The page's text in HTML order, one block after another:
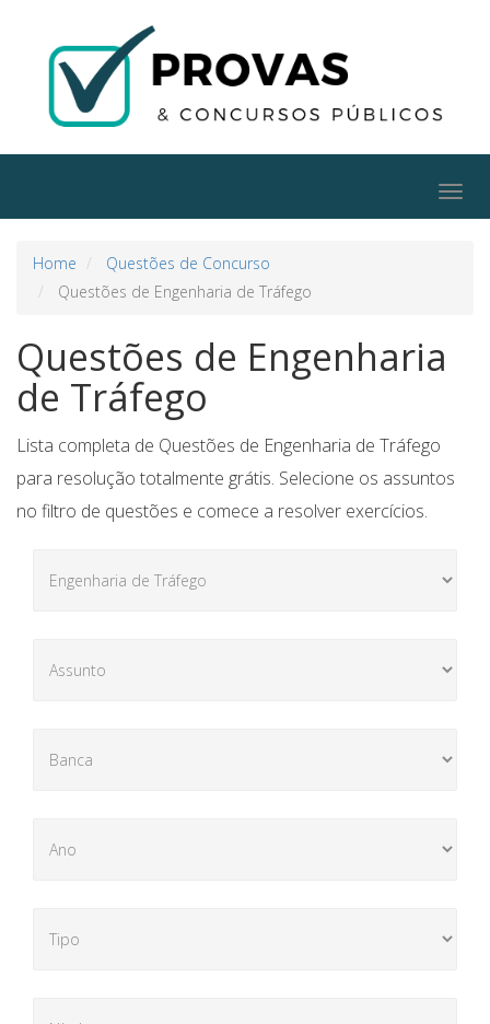
Home
Questões de Concurso
Questões de Engenharia de Tráfego
Questões de Engenharia
de Tráfego
Lista completa de Questões de Engenharia de Tráfego
para resolução totalmente grátis. Selecione os assuntos
no filtro de questões e comece a resolver exercícios.